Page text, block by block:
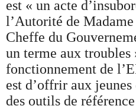
est « un acte
l’Autorité de
Cheffe du
un terme aux troubles
fonctionnement de
est d’offrir aux
des outils de